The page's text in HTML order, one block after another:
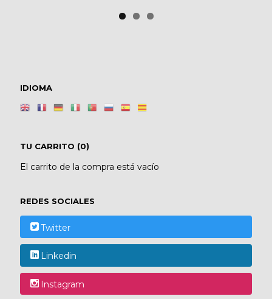
IDIOMA
TU CARRITO (0)
El carrito de la compra está vacío
REDES SOCIALES
Twitter
Linkedin
Instagram